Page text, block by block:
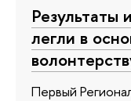
Результаты
легли в
Первый